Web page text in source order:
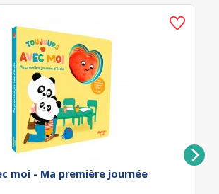
moi - Ma première journée